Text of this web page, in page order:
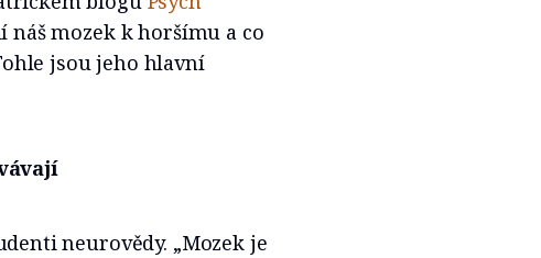
náš mozek k horšímu a co
jsou jeho hlavní
neurovědy. „Mozek je